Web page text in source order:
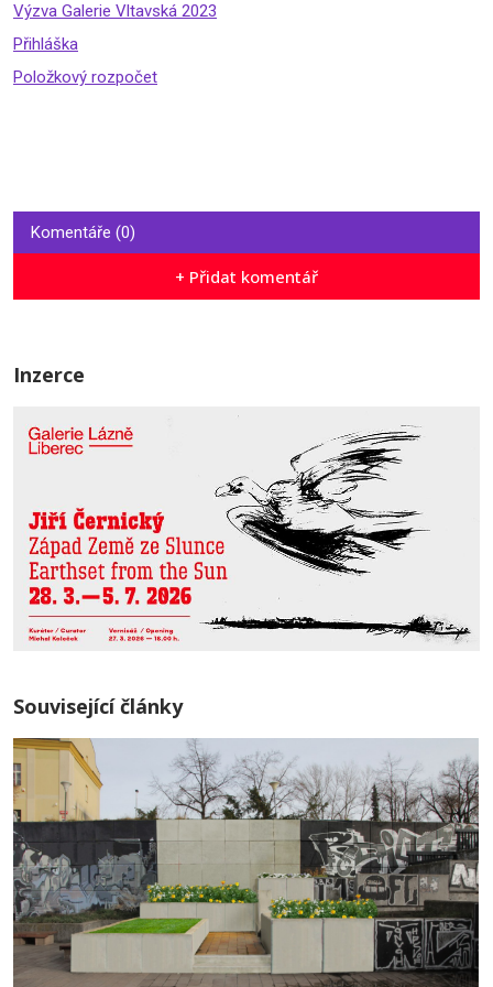
Výzva Galerie Vltavská 2023
Přihláška
Položkový rozpočet
Komentáře (0)
+ Přidat komentář
Inzerce
Související články